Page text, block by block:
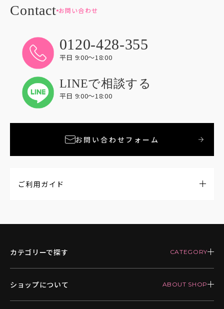
お問い合わせ
0120-428-355
平日 9:00〜18:00
LINEで相談する
平日 9:00〜18:00
お問い合わせフォーム
ご利用ガイド
カテゴリーで探す
ショップについて